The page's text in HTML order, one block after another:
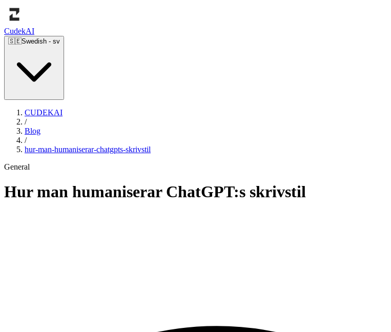
CudekAI
🇸🇪Swedish - sv
CUDEKAI
/
Blog
/
hur-man-humaniserar-chatgpts-skrivstil
General
Hur man humaniserar ChatGPT:s skrivstil